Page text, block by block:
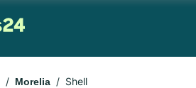
Morelia Shell